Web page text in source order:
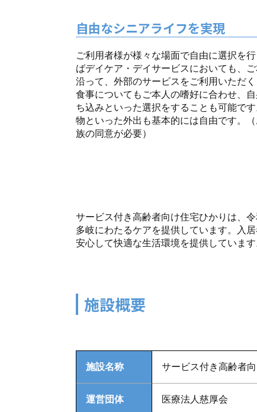
自由なシニアライフを実現
ご利用者様が様々な場面で自由に選択を
ばデイケア・デイサービスにおいても、
沿って、外部のサービスをご利用いただく
食事についてもご本人の嗜好に合わせ、
ち込みといった選択をすることも可能で
物といった外出も基本的には自由です。
族の同意が必要）
サービス付き高齢者向け住宅ひかりは、
多岐にわたるケアを提供しています。入
安心して快適な生活環境を提供しています
施設概要
施設名称 サービス付き高齢者
運営団体 医療法人慈厚会